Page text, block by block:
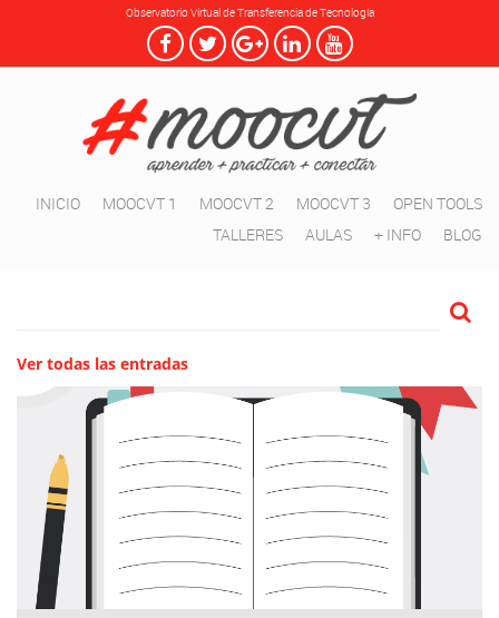
Observatorio Virtual de Transferencia de Tecnología
INICIO MOOCVT 1 MOOCVT 2 MOOCVT 3
OPEN TOOLS
TALLERES
AULAS + INFO BLOG
Ver todas las entradas